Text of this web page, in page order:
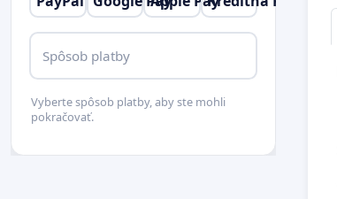
Spôsob platby
Vyberte spôsob platby, aby ste mohli
pokračovať.